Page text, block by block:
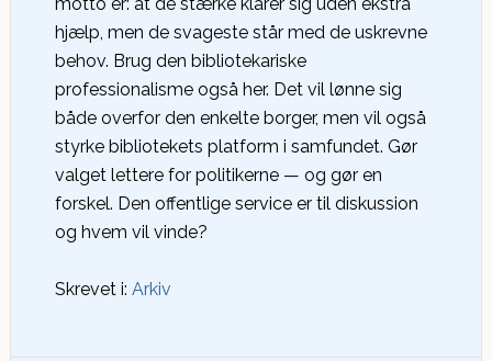
hjælp, men de svageste står med de uskrevne
behov. Brug den bibliotekariske
professionalisme også her. Det vil lønne sig
både overfor den enkelte borger, men vil også
styrke bibliotekets platform i samfundet. Gør
valget lettere for politikerne — og gør en
forskel. Den offentlige service er til diskussion
og hvem vil vinde?
Skrevet i: Arkiv